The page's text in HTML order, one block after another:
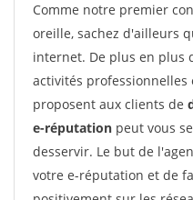
Comme notre premier
oreille, sachez d'ailleurs
internet. De plus en plus
activités professionnelles
proposent aux clients de
e-réputation peut vous
desservir. Le but de
votre e-réputation et de